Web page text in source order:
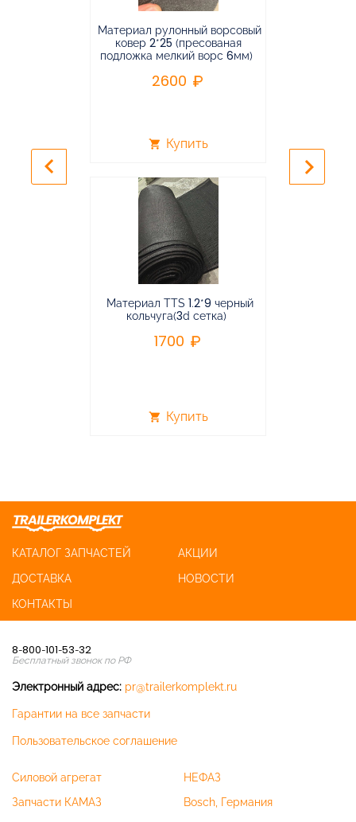
Материал рулонный ворсовый
ковер 2*25 (пресованая
подложка мелкий ворс 6мм)
2600
shopping_cart Купить
Материал TTS 1.2*9 черный
кольчуга(3d сетка)
1700
shopping_cart Купить
keyboard_arrow_left keyboard_arrow_right
КАТАЛОГ ЗАПЧАСТЕЙ
АКЦИИ
ДОСТАВКА
НОВОСТИ
КОНТАКТЫ
8-800-101-53-32
Бесплатный звонок по РФ
Электронный адрес: pr@trailerkomplekt.ru
Гарантии на все запчасти
Пользовательское соглашение
Силовой агрегат
Запчасти КАМАЗ
НЕФАЗ
Bosch, Германия